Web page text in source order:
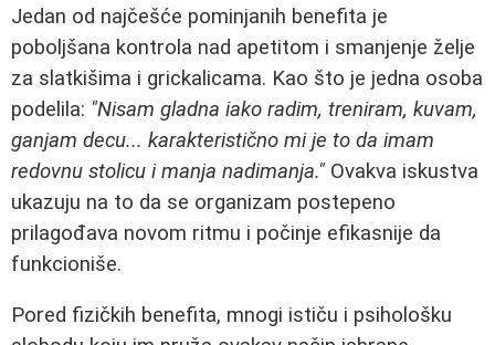
Jedan od najčešće pominjanih benefita je
poboljšana kontrola nad apetitom i smanjenje želje
za slatkišima i grickalicama. Kao što je jedna osoba
podelila: "Nisam gladna iako radim, treniram, kuvam,
ganjam decu... karakteristično mi je to da imam
redovnu stolicu i manja nadimanja." Ovakva iskustva
ukazuju na to da se organizam postepeno
prilagođava novom ritmu i počinje efikasnije da
funkcioniše.
Pored fizičkih benefita, mnogi ističu i psihološku